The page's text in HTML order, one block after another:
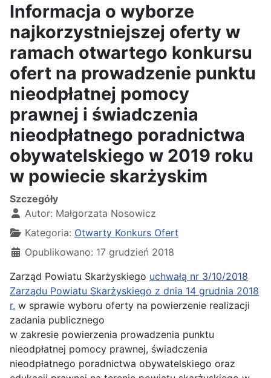
Informacja o wyborze
najkorzystniejszej oferty w
ramach otwartego konkursu
ofert na prowadzenie punktu
nieodpłatnej pomocy
prawnej i świadczenia
nieodpłatnego poradnictwa
obywatelskiego w 2019 roku
w powiecie skarżyskim
Szczegóły
Autor: Małgorzata Nosowicz
Kategoria: Otwarty Konkurs Ofert
Opublikowano: 17 grudzień 2018
Zarząd Powiatu Skarżyskiego uchwałą nr 3/10/2018
Zarządu Powiatu Skarżyskiego z dnia 14 grudnia 2018
r. w sprawie wyboru oferty na powierzenie realizacji
zadania publicznego
w zakresie powierzenia prowadzenia punktu
nieodpłatnej pomocy prawnej, świadczenia
nieodpłatnego poradnictwa obywatelskiego oraz